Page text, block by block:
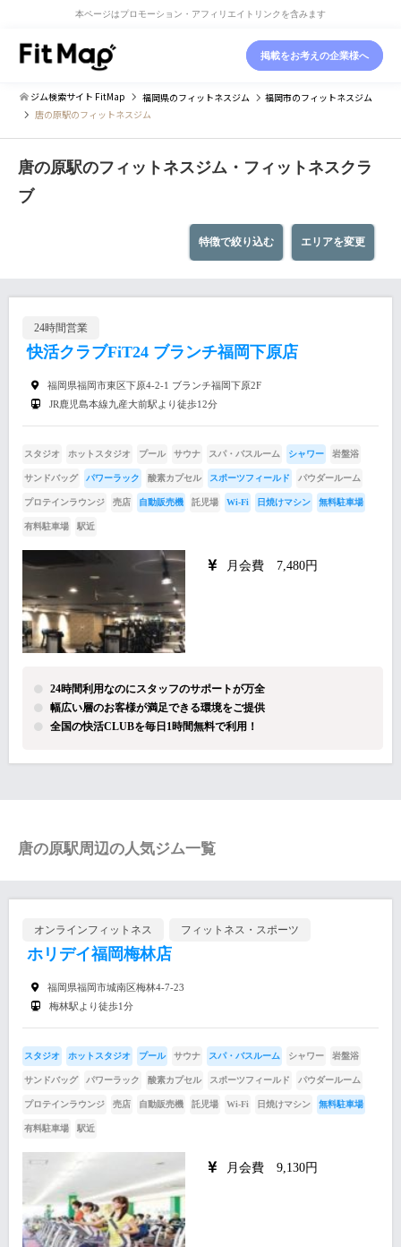
本ページはプロモーション・アフィリエイトリンクを含みます
掲載をお考えの企業様へ
ジム検索サイト FitMap 福岡県のフィットネスジム 福岡市のフィットネスジム
唐の原駅のフィットネスジム
唐の原駅のフィットネスジム・フィットネスクラ
ブ
エリアを変更
特徴で絞り込む
24時間営業
快活クラブFiT24 ブランチ福岡下原店
福岡県福岡市東区下原4-2-1 ブランチ福岡下原2F
JR鹿児島本線九産大前駅より徒歩12分
スタジオ ホットスタジオ プール サウナ スパ・バスルーム シャワー 岩盤浴
サンドバッグ パワーラック 酸素カプセル スポーツフィールド パウダールーム
プロテインラウンジ 売店 自動販売機 託児場 Wi-Fi 日焼けマシン 無料駐車場
有料駐車場 駅近
月会費 7,480円
24時間利用なのにスタッフのサポートが万全
幅広い層のお客様が満足できる環境をご提供
全国の快活CLUBを毎日1時間無料で利用！
唐の原駅周辺の人気ジム一覧
オンラインフィットネス フィットネス・スポーツ
ホリデイ福岡梅林店
福岡県福岡市城南区梅林4-7-23
梅林駅より徒歩1分
スタジオ ホットスタジオ プール サウナ スパ・バスルーム シャワー 岩盤浴
サンドバッグ パワーラック 酸素カプセル スポーツフィールド パウダールーム
プロテインラウンジ 売店 自動販売機 託児場 Wi-Fi 日焼けマシン 無料駐車場
有料駐車場 駅近
月会費 9,130円